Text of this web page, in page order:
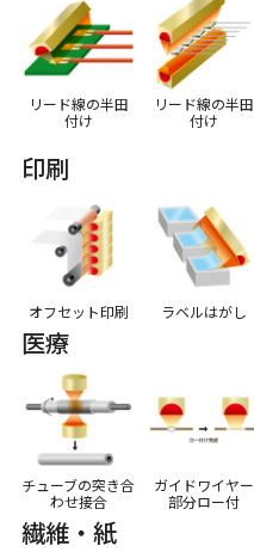
リード線の半田
付け
リード線の半田
付け
印刷
オフセット印刷 ラベルはがし
医療
チューブの突き合
わせ接合
ガイドワイヤー
部分ロー付
繊維・紙